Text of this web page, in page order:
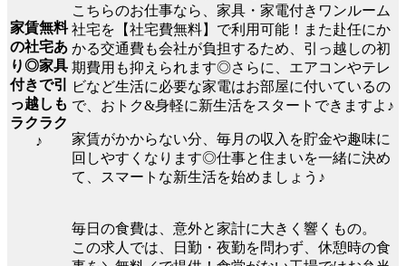
家賃無料
の社宅あ
り◎家具
付きで引
っ越しも
ラクラク
♪
こちらのお仕事なら、家具・家電付きワンルーム
社宅を【社宅費無料】で利用可能！また赴任にか
かる交通費も会社が負担するため、引っ越しの初
期費用も抑えられます◎さらに、エアコンやテレ
ビなど生活に必要な家電はお部屋に付いているの
で、おトク&身軽に新生活をスタートできますよ♪
家賃がかからない分、毎月の収入を貯金や趣味に
回しやすくなります◎仕事と住まいを一緒に決め
て、スマートな新生活を始めましょう♪
毎日の食費は、意外と家計に大きく響くもの。
この求人では、日勤・夜勤を問わず、休憩時の食